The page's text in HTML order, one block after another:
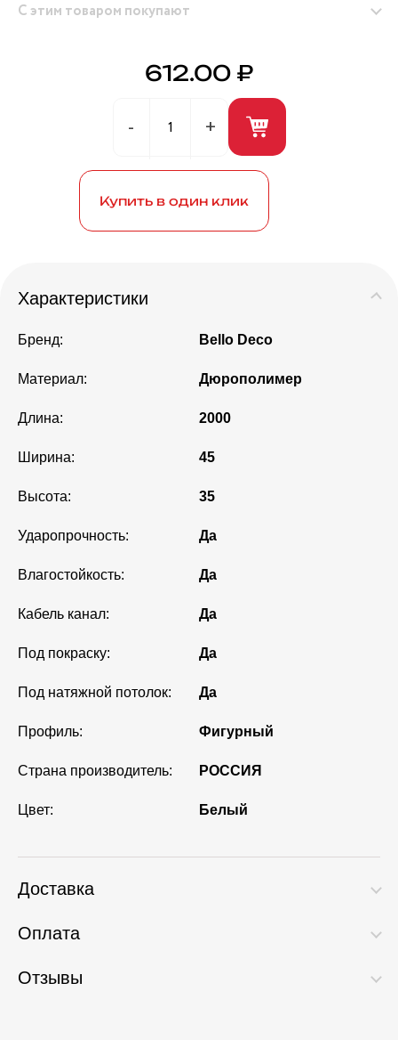
С этим товаром покупают
Герметик универсальный (белый) 280мл ANDRE
BROS
612.00 ₽
Купить в один клик
Характеристики
Бренд: Bello Deco
Материал: Дюрополимер
Длина: 2000
Ширина: 45
Высота: 35
Ударопрочность: Да
Влагостойкость: Да
Кабель канал: Да
Под покраску: Да
Под натяжной потолок: Да
Профиль: Фигурный
Страна производитель: РОССИЯ
Цвет: Белый
Доставка
Оплата
Отзывы